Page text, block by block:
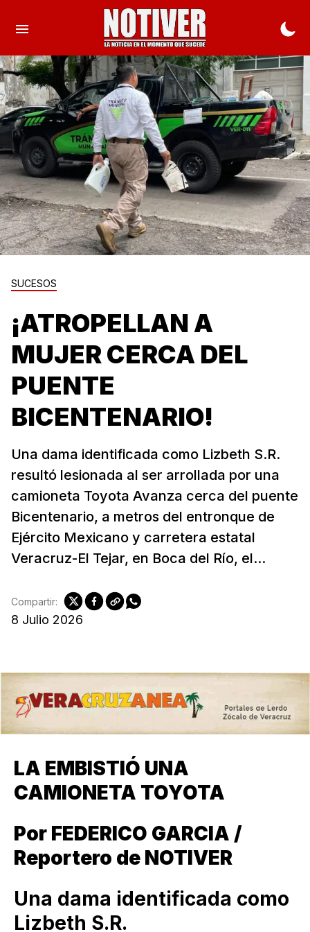
SUCESOS
¡ATROPELLAN A
MUJER CERCA DEL
PUENTE
BICENTENARIO!
Una dama identificada como Lizbeth S.R.
resultó lesionada al ser arrollada por una
camioneta Toyota Avanza cerca del puente
Bicentenario, a metros del entronque de
Ejército Mexicano y carretera estatal
Veracruz-El Tejar, en Boca del Río, el...
8 Julio 2026
Compartir:
LA EMBISTIÓ UNA
CAMIONETA TOYOTA
Por FEDERICO GARCIA /
Reportero de NOTIVER
Una dama identificada como
Lizbeth S.R.